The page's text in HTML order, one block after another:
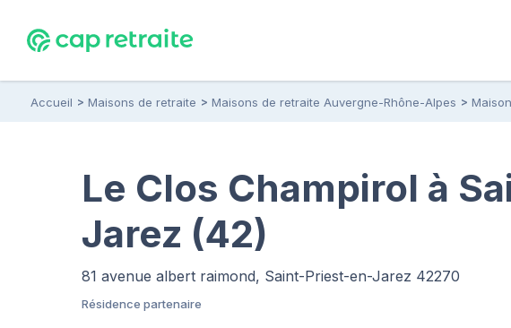
Accueil Maisons de retraite Maisons de retraite Auvergne-Rhône-Alpes
Le Clos Champirol à
Jarez (42)
81 avenue albert raimond, Saint-Priest-en-Jarez 42270
Résidence partenaire